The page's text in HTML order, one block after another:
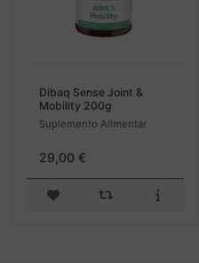
Dibaq Sense Joint &
Mobility 200g
Suplemento Alimentar
29,00 €